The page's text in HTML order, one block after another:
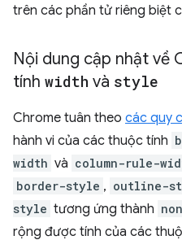
trên các phần tử riêng biệt
Nội dung cập nhật về
tính width và style
Chrome tuân theo các quy
hành vi của các thuộc tính
width và column-rule-
border-style , outline-
style tương ứng thành
rộng được tính của các